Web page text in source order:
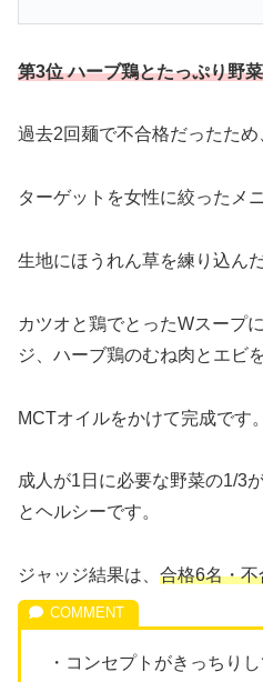
第3位 ハーブ鶏とたっぷり野
過去2回麺で不合格だったため
ターゲットを女性に絞ったメ
生地にほうれん草を練り込ん
カツオと鶏でとったWスープ
ジ、ハーブ鶏のむね肉とエビ
MCTオイルをかけて完成です。
成人が1日に必要な野菜の1/3
とヘルシーです。
ジャッジ結果は、 合格6名・
・コンセプトがきっちり